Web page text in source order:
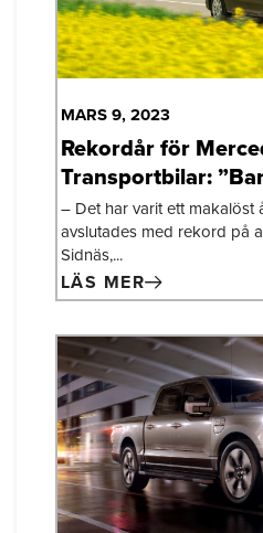
MARS 9, 2023
Rekordår för
Transportbilar:
– Det har varit ett makalöst
avslutades med rekord på
Sidnäs,...
LÄS MER